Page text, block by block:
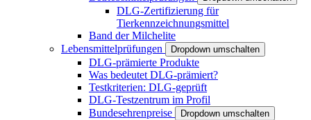
DLG-Zertifizierung für
Tierkennzeichnungsmittel
Band der Milchelite
Lebensmittelprüfungen
Dropdown umschalten
DLG-prämierte Produkte
Was bedeutet DLG-prämiert?
Testkriterien: DLG-geprüft
DLG-Testzentrum im Profil
Bundesehrenpreise
Dropdown umschalten